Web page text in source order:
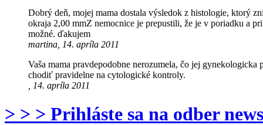
Dobrý deň, mojej mama dostala výsledok z histologie, ktorý
okraja 2,00 mmZ nemocnice je prepustili, že je v poriadku a
možné. ďakujem
martina, 14. apríla 2011
Vaša mama pravdepodobne nerozumela, čo jej
chodiť pravidelne na cytologické kontroly.
, 14. apríla 2011
> > > Prihláste sa na odber